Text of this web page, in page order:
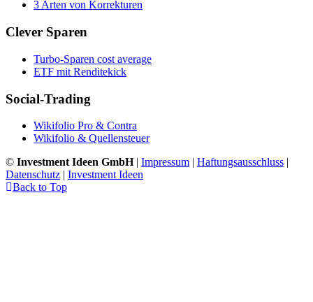
3 Arten von Korrekturen
Clever Sparen
Turbo-Sparen cost average
ETF mit Renditekick
Social-Trading
Wikifolio Pro & Contra
Wikifolio & Quellensteuer
© Investment Ideen GmbH| Impressum | Haftungsausschluss |
Datenschutz | Investment Ideen
Back to Top